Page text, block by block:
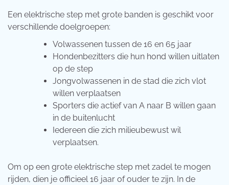
Een elektrische step met grote banden is geschikt voor
verschillende doelgroepen:
Volwassenen tussen de 16 en 65 jaar
Hondenbezitters die hun hond willen uitlaten
op de step
Jongvolwassenen in de stad die zich vlot
willen verplaatsen
Sporters die actief van A naar B willen gaan
in de buitenlucht
Iedereen die zich milieubewust wil
verplaatsen.
Om op een grote elektrische step met zadel te mogen
rijden, dien je officieel 16 jaar of ouder te zijn. In de